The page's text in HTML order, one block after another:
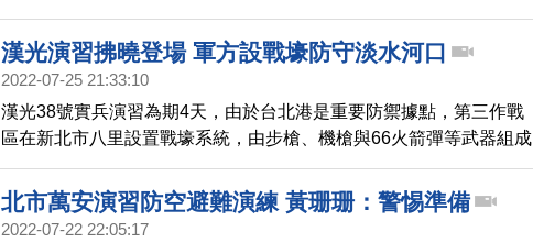
畫面，您看到，陸軍航空特戰部的國軍傘兵，從六千英呎高空降落，
許多軍事迷一早就等候觀看。
漢光演習拂曉登場 軍方設戰壕防守淡水河口
2022-07-25 21:33:10
漢光38號實兵演習為期4天，由於台北港是重要防禦據點，第三作戰
區在新北市八里設置戰壕系統，由步槍、機槍與66火箭彈等武器組成
反裝甲火力，防守淡水河口，避免敵軍上岸直搗政經中樞，此外在模
擬共軍來襲下，位於西部基地的幻象2000、F-16V等我國主力戰機，
也分別降落佳山與花蓮基地，完成戰力保存，同時為防範駐地遭攻
北市萬安演習防空避難演練 黃珊珊：警惕準備
2022-07-22 22:05:17